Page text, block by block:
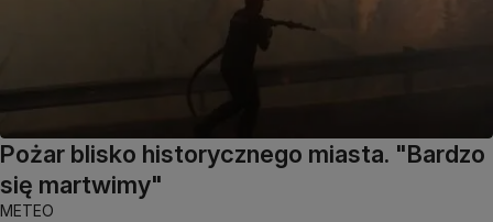
Pożar blisko historycznego miasta. "Bardzo
się martwimy"
METEO